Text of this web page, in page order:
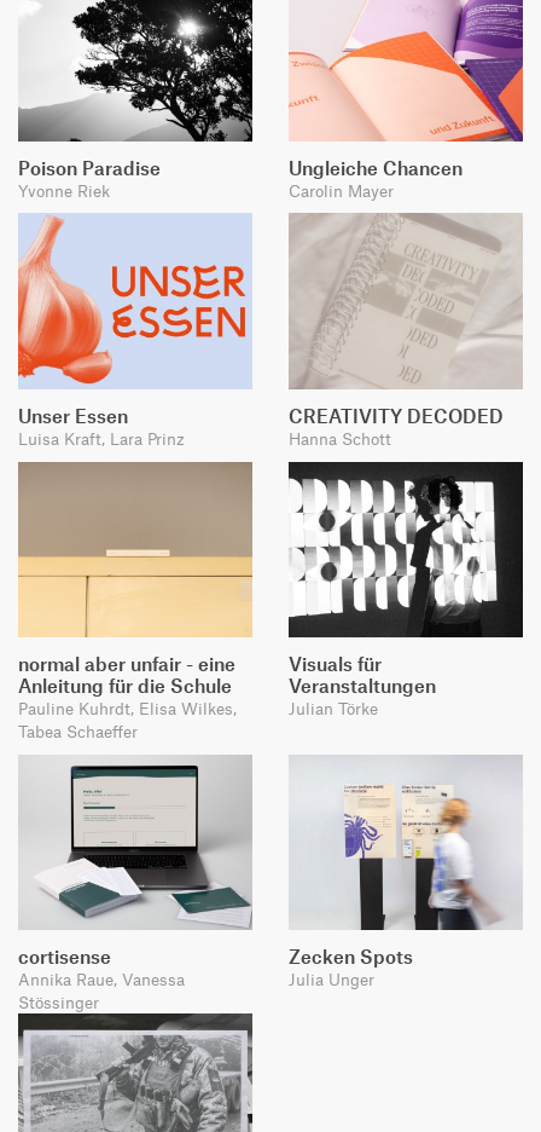
Poison Paradise
Yvonne Riek
Ungleiche Chancen
Carolin Mayer
Unser Essen
Luisa Kraft, Lara Prinz
CREATIVITY DECODED
Hanna Schott
normal aber unfair - eine
Anleitung für die Schule
Pauline Kuhrdt, Elisa Wilkes,
Tabea Schaeffer
Visuals für
Veranstaltungen
Julian Törke
cortisense
Annika Raue, Vanessa
Stössinger
Zecken Spots
Julia Unger